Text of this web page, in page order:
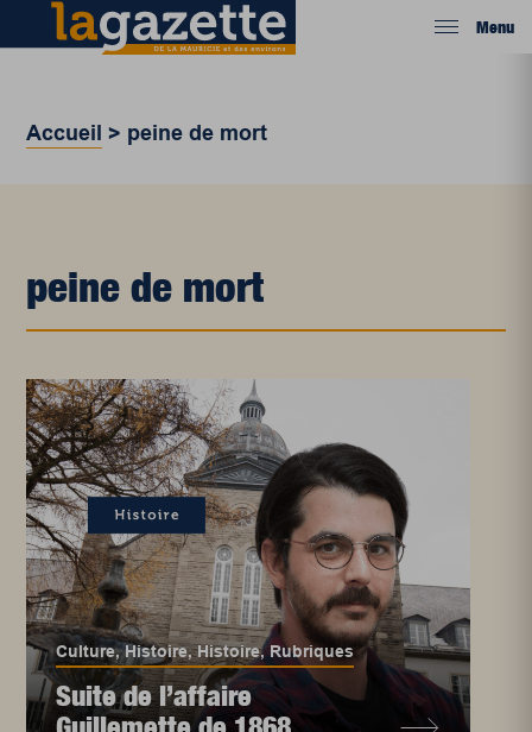
Menu
Accueil > peine de mort
peine de mort
Culture,Histoire,Histoire,Rubriques
Suite de l’affaire